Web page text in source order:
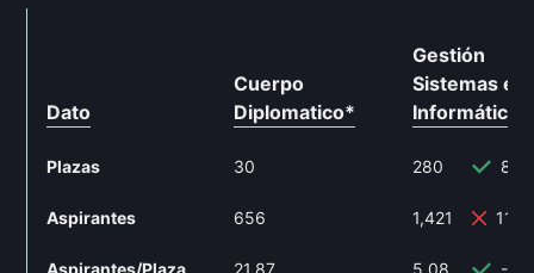
Dato
Cuerpo
Diplomatico*
Plazas 30
Aspirantes 656
Aspirantes/Plaza 21.87
Gestión
Sistemas e
Informática
280
1,421
5.08 -